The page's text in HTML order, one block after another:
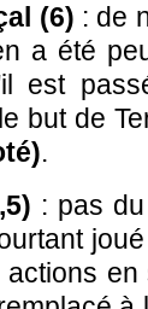
(6) : de
a été
est
but de
.
: pas